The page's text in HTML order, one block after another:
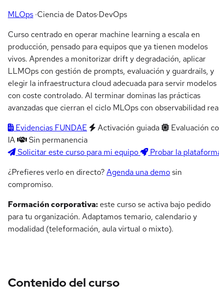
MLOps ·Ciencia de Datos·DevOps
Curso centrado en operar machine learning a escala en
producción, pensado para equipos que ya tienen modelos
vivos. Aprendes a monitorizar drift y degradación, aplicar
LLMOps con gestión de prompts, evaluación y guardrails, y
elegir la infraestructura cloud adecuada para servir modelos
con coste controlado. Al terminar dominas las prácticas
avanzadas que cierran el ciclo MLOps con observabilidad
Evidencias FUNDAE
Activación guiada
Evaluación
IA
Sin permanencia
Solicitar este curso para mi equipo
Probar la
¿Prefieres verlo en directo?Agenda una demosin
compromiso.
Formación corporativa: este curso se activa bajo pedido
para tu organización. Adaptamos temario, calendario y
modalidad (teleformación, aula virtual o mixto).
Contenido del curso